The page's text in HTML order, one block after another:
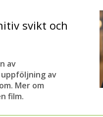
svikt och
av
av
Mer om
film.